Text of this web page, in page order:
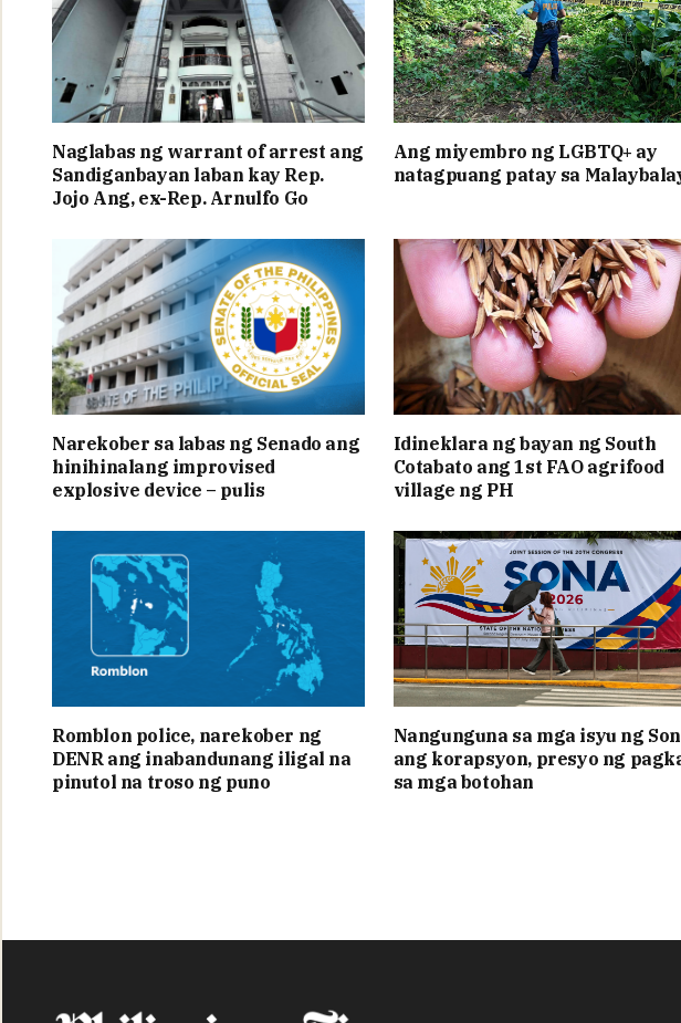
Naglabas ng warrant of arrest ang
Sandiganbayan laban kay Rep.
Jojo Ang, ex-Rep. Arnulfo Go
Ang miyembro ng LGBTQ+ ay
natagpuang patay sa
Narekober sa labas ng Senado ang
hinihinalang improvised
explosive device – pulis
Idineklara ng bayan ng South
Cotabato ang 1st FAO agrifood
village ng PH
Romblon police, narekober ng
DENR ang inabandunang iligal na
pinutol na troso ng puno
Nangunguna sa mga isyu ng
ang korapsyon, presyo ng
sa mga botohan